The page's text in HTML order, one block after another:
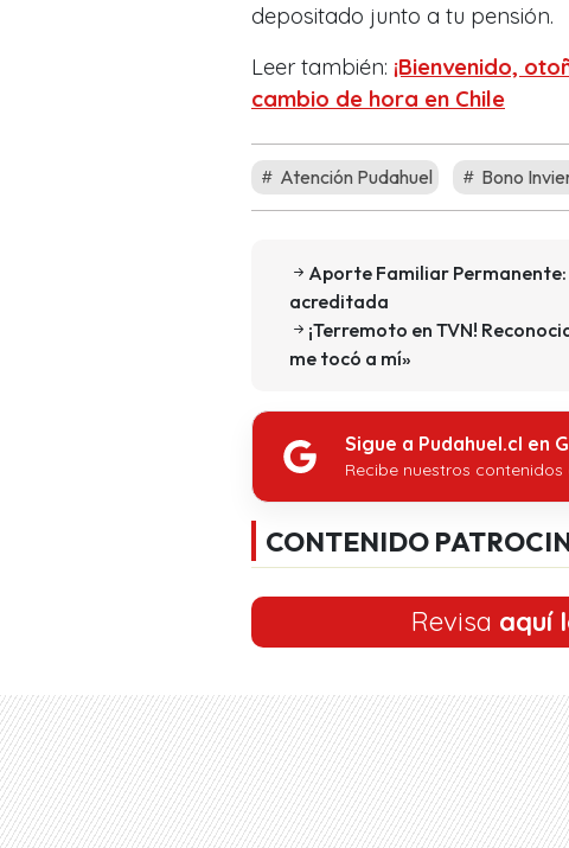
depositado junto a tu pensión.
Leer también: ¡Bienvenido,
cambio de hora en Chile
Atención Pudahuel Bono
Aporte Familiar
acreditada
¡Terremoto en TVN!
me tocó a mí»
Sigue a Pudahuel.cl en
Recibe nuestros
CONTENIDO
Revisa aquí